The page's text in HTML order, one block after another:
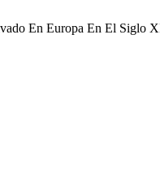
En Europa En El Siglo